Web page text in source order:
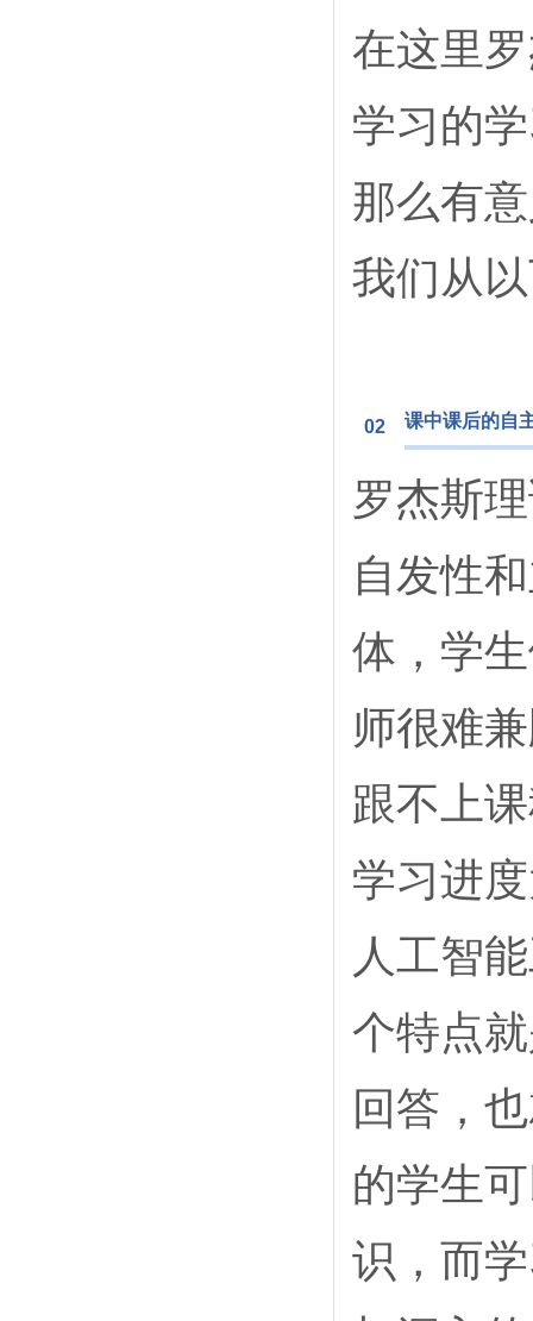
在这里
学习的
那么有
我们从
02 课中课后的自
罗杰斯
自发性
体，学
师很难
跟不上
学习进
人工智
个特点
回答，
的学生
识，而